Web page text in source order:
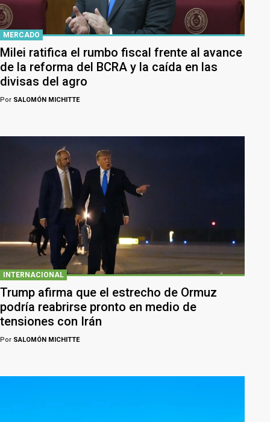
MERCADO
Milei ratifica el rumbo fiscal frente al avance
de la reforma del BCRA y la caída en las
divisas del agro
Por SALOMÓN MICHITTE
INTERNACIONAL
Trump afirma que el estrecho de Ormuz
podría reabrirse pronto en medio de
tensiones con Irán
Por SALOMÓN MICHITTE